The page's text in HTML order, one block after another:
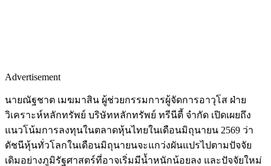
Advertisement
นายณัฐชาต เมฆมาสิน ผู้ช่วยกรรมการผู้จัดการอาวุโส ฝ่าย
วิเคราะห์หลักทรัพย์ บริษัทหลักทรัพย์ ทรีนีตี้ จำกัด เปิดเผยถึง
แนวโน้มการลงทุนในตลาดหุ้นไทยในเดือนมิถุนายน 2569 ว่า
ดัชนีหุ้นทั่วโลกในเดือนมิถุนายนจะแกว่งผันแปรไปตามปัจจัย
เดิมอย่างภูมิรัฐศาสตร์ที่อาจเริ่มมีน้ำหนักน้อยลง และปัจจัยใหม่